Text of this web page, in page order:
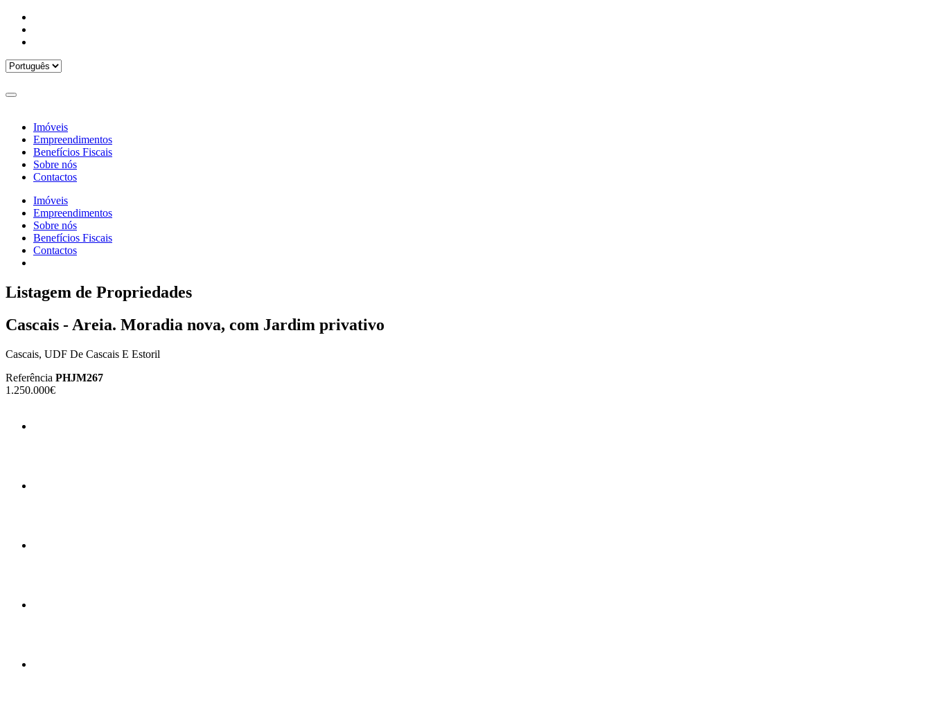
Imóveis
Empreendimentos
Benefícios Fiscais
Sobre nós
Contactos
Imóveis
Empreendimentos
Sobre nós
Benefícios Fiscais
Contactos
Listagem de Propriedades
Cascais - Areia. Moradia nova, com Jardim privativo
Cascais, UDF De Cascais E Estoril
Referência PHJM267
1.250.000€